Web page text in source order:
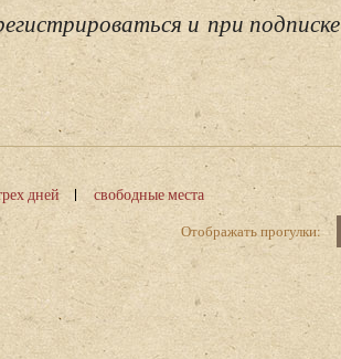
и при подписке
дней
свободные места
Отображать прогулки: